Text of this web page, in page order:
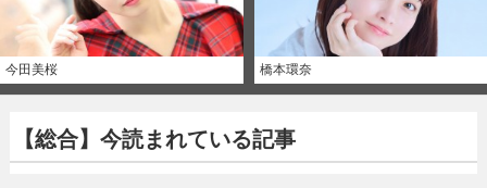
今田美桜 橋本環奈
【総合】今読まれている記事